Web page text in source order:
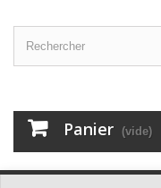
Panier (vide)